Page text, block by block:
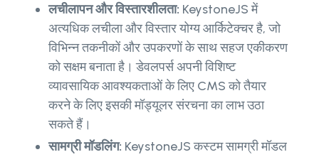
लचीलापन और विस्तारशीलता: KeystoneJS में
अत्यधिक लचीला और विस्तार योग्य आर्किटेक्चर है, जो
विभिन्न तकनीकों और उपकरणों के साथ सहज एकीकरण
को सक्षम बनाता है। डेवलपर्स अपनी विशिष्ट
व्यावसायिक आवश्यकताओं के लिए CMS को तैयार
करने के लिए इसकी मॉड्यूलर संरचना का लाभ उठा
सकते हैं।
सामग्री मॉडलिंग: KeystoneJS कस्टम सामग्री मॉडल